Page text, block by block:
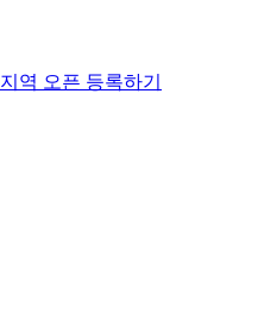
지역 오픈 등록하기